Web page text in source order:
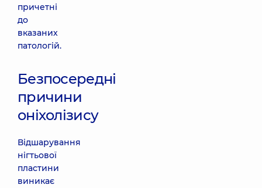
причетні
до
вказаних
патологій.
Безпосередні
причини
оніхолізису
Відшарування
нігтьової
пластини
виникає